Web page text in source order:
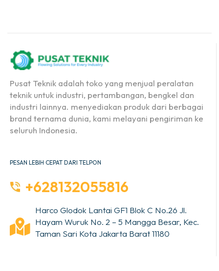
Pusat Teknik adalah toko yang menjual peralatan
teknik untuk industri, pertambangan, bengkel dan
industri lainnya. menyediakan produk dari berbagai
brand ternama dunia, kami melayani pengiriman ke
seluruh Indonesia.
PESAN LEBIH CEPAT DARI TELPON
+628132055816
Harco Glodok Lantai GF1 Blok C No.26 Jl.
Hayam Wuruk No. 2 – 5 Mangga Besar, Kec.
Taman Sari Kota Jakarta Barat 11180